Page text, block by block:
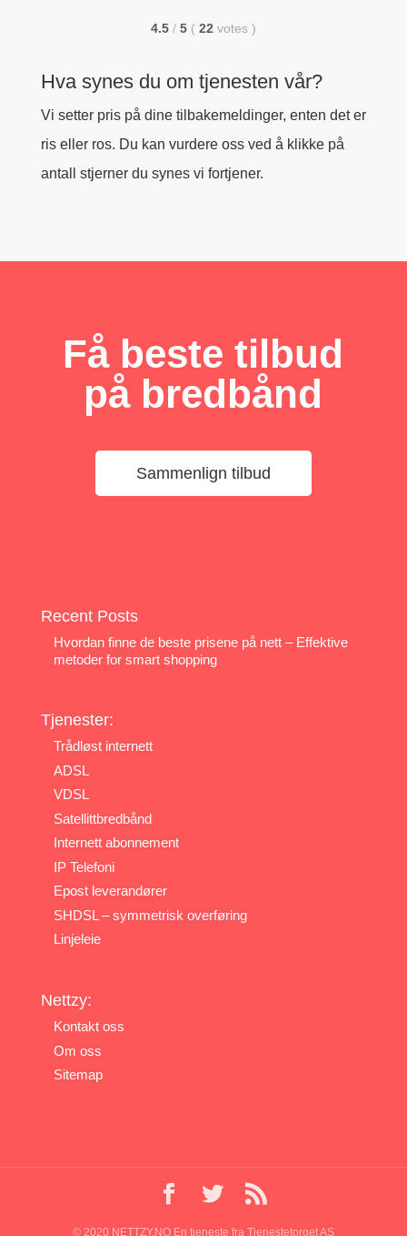
4.5 / 5 ( 22 votes )
Hva synes du om tjenesten vår?
Vi setter pris på dine tilbakemeldinger, enten det er
ris eller ros. Du kan vurdere oss ved å klikke på
antall stjerner du synes vi fortjener.
Få beste tilbud
på bredbånd
Sammenlign tilbud
Recent Posts
Hvordan finne de beste prisene på nett – Effektive
metoder for smart shopping
Tjenester:
Trådløst internett
ADSL
VDSL
Satellittbredbånd
Internett abonnement
IP Telefoni
Epost leverandører
SHDSL – symmetrisk overføring
Linjeleie
Nettzy:
Kontakt oss
Om oss
Sitemap
© 2020 NETTZY.NO En tjeneste fra Tjenestetorget AS